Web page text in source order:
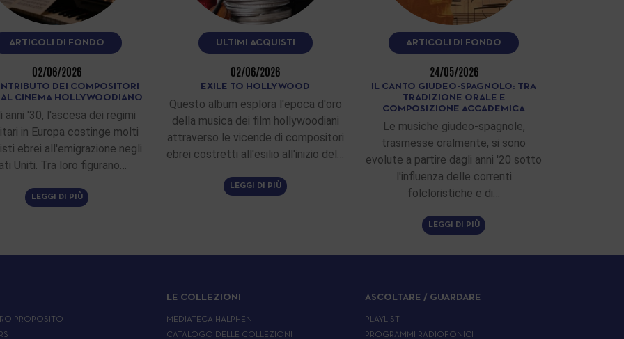
ARTICOLI DI FONDO
02/06/2026
DEI COMPOSITORI
AL CINEMA HOLLYWOODIANO
anni '30, l'ascesa dei regimi
in Europa costinge molti
ebrei all'emigrazione negli
Uniti. Tra loro figurano…
LEGGI DI PIÙ
ULTIMI ACQUISTI
02/06/2026
EXILE TO HOLLYWOOD
Questo album esplora l'epoca d'oro
della musica dei film hollywoodiani
attraverso le vicende di compositori
ebrei costretti all'esilio all'inizio del…
LEGGI DI PIÙ
ARTICOLI DI FONDO
24/05/2026
IL CANTO GIUDEO-SPAGNOLO: TRA
TRADIZIONE ORALE E
COMPOSIZIONE ACCADEMICA
Le musiche giudeo-spagnole,
trasmesse oralmente, si sono
evolute a partire dagli anni '20 sotto
l'influenza delle correnti
folcloristiche e di…
LEGGI DI PIÙ
PROPOSITO
LE COLLEZIONI
MEDIATECA HALPHEN
CATALOGO DELLE COLLEZIONI
ASCOLTARE / GUARDARE
PLAYLIST
PROGRAMMI RADIOFONICI